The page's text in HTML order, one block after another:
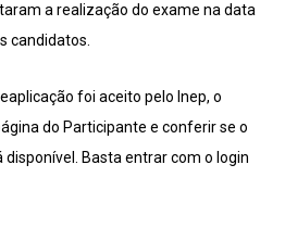
a realização do exame na data
candidatos.
foi aceito pelo Inep, o
do Participante e conferir se o
Basta entrar com o login